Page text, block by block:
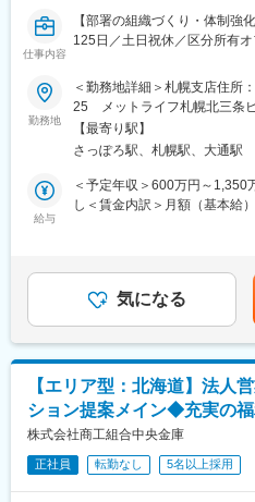
■モデル年収
2020年4月入社／チームリー
∟入社3年：年収1億以上
※実績に応じて2-10名のメン
役割を担っていただくことも
同社のM&Aコンサルタントチ
ントがOJTで指導に当たる体
■企業の特徴／魅力：
株式会社ストライクは、日本
ルティングを提供している企
ライムに上場している安定企
い上場企業として、豊富なノ
給に加え、成果に応じたイン
持って働ける環境が整ってい
変更の範囲：会社の定める業務
仕事内容
【部署の組織づくり・体制強
125日／土日祝休／区分所有
■業務内容：
弊社事業の根幹をなす、各銀
す。
銀行が未だ持っていない不動
対策、事業承継へのサポート
当社商品を各支店へ紹介いた
・地方銀行/信用金庫との提携
・提携済の地方銀行/信用金
8時～：部内MTG
9時～：地銀へのリレーション
プリレーション（紹介の引き
様。
※1日４～５件の営業活動を行い
終わり次第帰社となります。
勤務地
＜勤務地詳細＞札幌支店住所
25 メットライフ札幌北三条
【最寄り駅】
さっぽろ駅、札幌駅、大通駅
給与
＜予定年収＞600万円～1,350
し＜賃金内訳＞月額（基本給
も目安の金額であり、選考を
月給(月額)は固定手当を含め
気になる
【エリア型：北海道】法人
ション提案メイン◆充実の
株式会社商工組合中央金庫
正社員 転勤なし 5名以上採用